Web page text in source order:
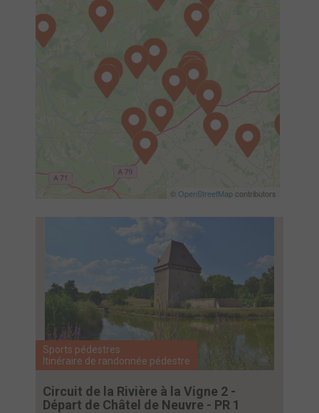
© OpenStreetMapcontributors
Sports pédestres
Itinéraire de randonnée pédestre
Circuit de la Rivière à la Vigne 2 -
Départ de Châtel de Neuvre - PR 1